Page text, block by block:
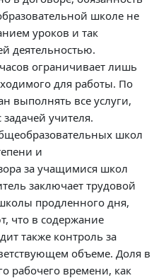
школе не
уроков и так
деятельностью.
ограничивает лишь
для работы. По
выполнять все услуги,
учителя.
школ
и
за учащимися школ
заключает трудовой
продленного дня,
что в содержание
также контроль за
объеме. Доля в
рабочего времени, как